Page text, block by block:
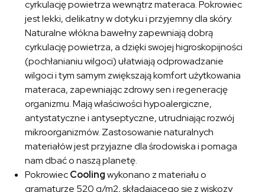
cyrkulację powietrza wewnątrz materaca. Pokrowiec
jest lekki, delikatny w dotyku i przyjemny dla skóry.
Naturalne włókna bawełny zapewniają dobrą
cyrkulację powietrza, a dzięki swojej higroskopijności
(pochłanianiu wilgoci) ułatwiają odprowadzanie
wilgoci i tym samym zwiększają komfort użytkowania
materaca, zapewniając zdrowy sen i regenerację
organizmu. Mają właściwości hypoalergiczne,
antystatyczne i antyseptyczne, utrudniając rozwój
mikroorganizmów. Zastosowanie naturalnych
materiałów jest przyjazne dla środowiska i pomaga
nam dbać o naszą planetę.
PokrowiecCoolingwykonano z materiału o
gramaturze 520 g/m2, składającego się z wiskozy